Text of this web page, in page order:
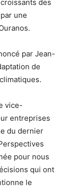
des
une
par Jean-
de
vice-
entreprises
du dernier
pour nous
qui ont
le